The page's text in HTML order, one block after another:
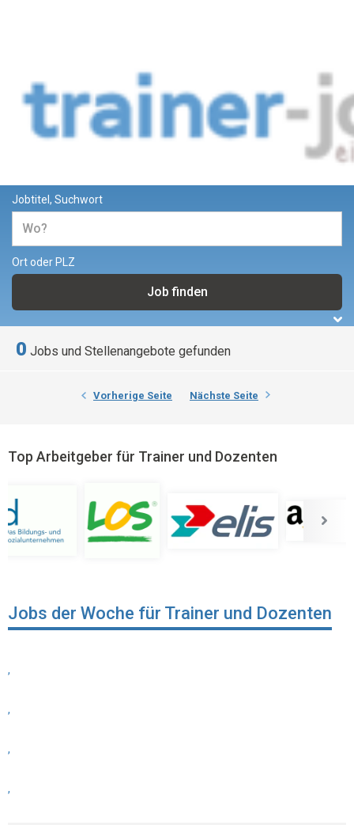
Jobs und Stellenangebote für
Trainer und Dozenten
Jobtitel, Suchwort
Ort oder PLZ
0 Jobs und Stellenangebote gefunden
Vorherige Seite Nächste Seite
Top Arbeitgeber für Trainer und Dozenten
Jobs der Woche für Trainer und Dozenten
,
,
,
,